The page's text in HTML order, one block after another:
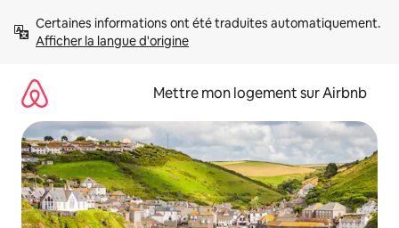
directement
Afficher la langue d'origine
Mettre mon logement sur Airbnb